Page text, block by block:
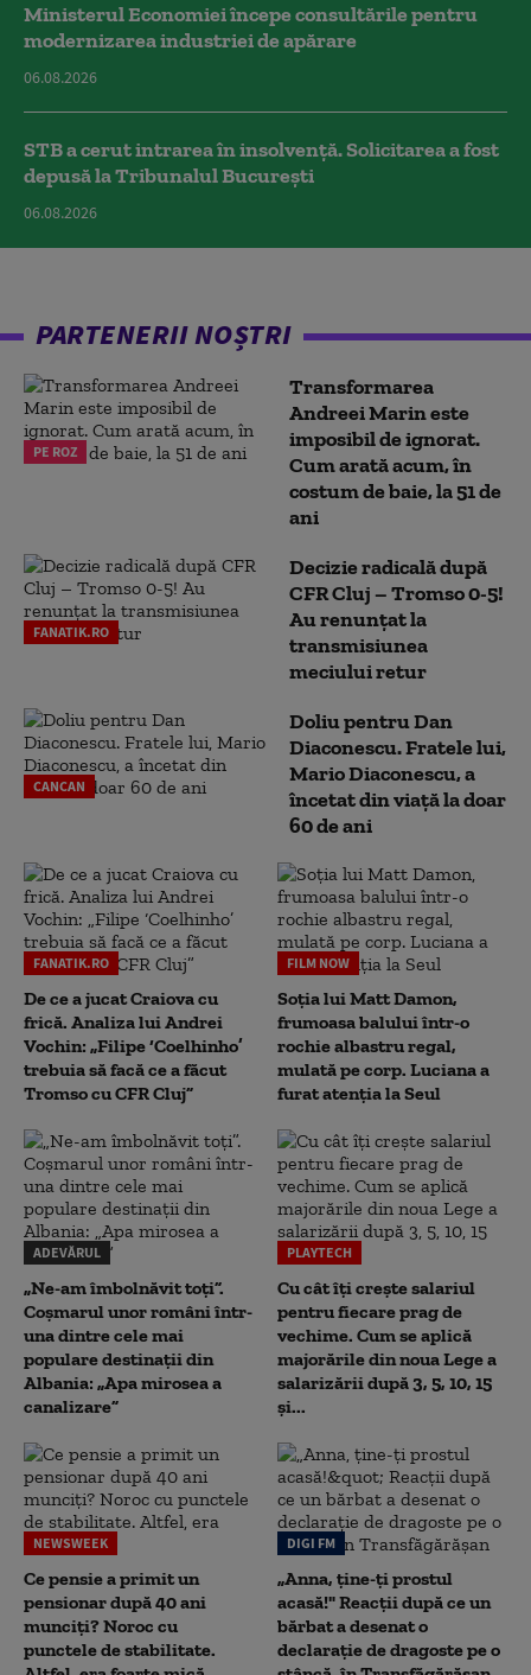
Ministerul Economiei începe consultările pentru
modernizarea industriei de apărare
06.08.2026
STB a cerut intrarea în insolvență. Solicitarea a fost
depusă la Tribunalul București
06.08.2026
PARTENERII NOȘTRI
PE ROZ
Transformarea
Andreei Marin este
imposibil de ignorat.
Cum arată acum, în
costum de baie, la 51 de
ani
FANATIK.RO
Decizie radicală după
CFR Cluj – Tromso 0-5!
Au renunțat la
transmisiunea
meciului retur
CANCAN
Doliu pentru Dan
Diaconescu. Fratele lui,
Mario Diaconescu, a
încetat din viață la doar
60 de ani
FANATIK.RO
De ce a jucat Craiova cu
frică. Analiza lui Andrei
Vochin: „Filipe ‘Coelhinho’
trebuia să facă ce a făcut
Tromso cu CFR Cluj”
FILM NOW
Soția lui Matt Damon,
frumoasa balului într-o
rochie albastru regal,
mulată pe corp. Luciana a
furat atenția la Seul
ADEVĂRUL
„Ne-am îmbolnăvit toți”.
Coșmarul unor români într-
una dintre cele mai
populare destinații din
Albania: „Apa mirosea a
canalizare”
PLAYTECH
Cu cât îți crește salariul
pentru fiecare prag de
vechime. Cum se aplică
majorările din noua Lege a
salarizării după 3, 5, 10, 15
și...
NEWSWEEK
Ce pensie a primit un
pensionar după 40 ani
munciți? Noroc cu
punctele de stabilitate.
DIGI FM
„Anna, ţine-ţi prostul
acasă!" Reacţii după ce un
bărbat a desenat o
declaraţie de dragoste pe o